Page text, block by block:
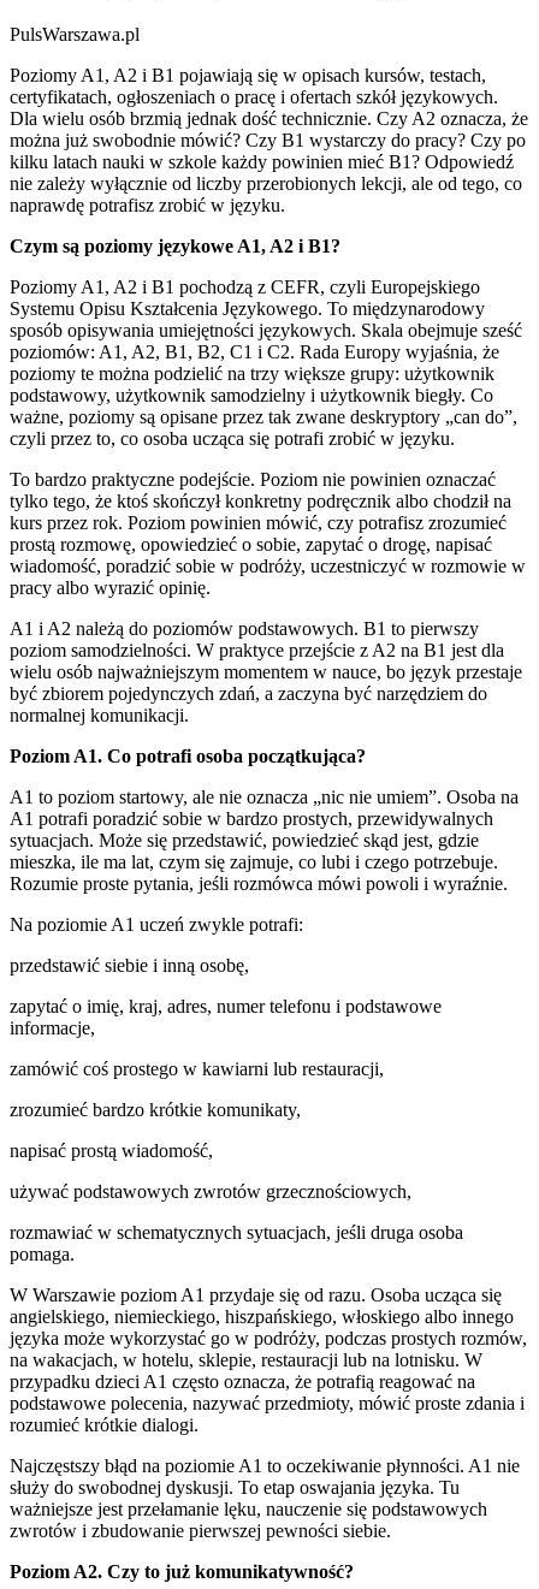
PulsWarszawa.pl
Poziomy A1, A2 i B1 pojawiają się w opisach kursów, testach,
certyfikatach, ogłoszeniach o pracę i ofertach szkół językowych.
Dla wielu osób brzmią jednak dość technicznie. Czy A2 oznacza, że
można już swobodnie mówić? Czy B1 wystarczy do pracy? Czy po
kilku latach nauki w szkole każdy powinien mieć B1? Odpowiedź
nie zależy wyłącznie od liczby przerobionych lekcji, ale od tego, co
naprawdę potrafisz zrobić w języku.
Czym są poziomy językowe A1, A2 i B1?
Poziomy A1, A2 i B1 pochodzą z CEFR, czyli Europejskiego
Systemu Opisu Kształcenia Językowego. To międzynarodowy
sposób opisywania umiejętności językowych. Skala obejmuje sześć
poziomów: A1, A2, B1, B2, C1 i C2. Rada Europy wyjaśnia, że
poziomy te można podzielić na trzy większe grupy: użytkownik
podstawowy, użytkownik samodzielny i użytkownik biegły. Co
ważne, poziomy są opisane przez tak zwane deskryptory „can do”,
czyli przez to, co osoba ucząca się potrafi zrobić w języku.
To bardzo praktyczne podejście. Poziom nie powinien oznaczać
tylko tego, że ktoś skończył konkretny podręcznik albo chodził na
kurs przez rok. Poziom powinien mówić, czy potrafisz zrozumieć
prostą rozmowę, opowiedzieć o sobie, zapytać o drogę, napisać
wiadomość, poradzić sobie w podróży, uczestniczyć w rozmowie w
pracy albo wyrazić opinię.
A1 i A2 należą do poziomów podstawowych. B1 to pierwszy
poziom samodzielności. W praktyce przejście z A2 na B1 jest dla
wielu osób najważniejszym momentem w nauce, bo język przestaje
być zbiorem pojedynczych zdań, a zaczyna być narzędziem do
normalnej komunikacji.
Poziom A1. Co potrafi osoba początkująca?
A1 to poziom startowy, ale nie oznacza „nic nie umiem”. Osoba na
A1 potrafi poradzić sobie w bardzo prostych, przewidywalnych
sytuacjach. Może się przedstawić, powiedzieć skąd jest, gdzie
mieszka, ile ma lat, czym się zajmuje, co lubi i czego potrzebuje.
Rozumie proste pytania, jeśli rozmówca mówi powoli i wyraźnie.
Na poziomie A1 uczeń zwykle potrafi:
przedstawić siebie i inną osobę,
zapytać o imię, kraj, adres, numer telefonu i podstawowe
informacje,
zamówić coś prostego w kawiarni lub restauracji,
zrozumieć bardzo krótkie komunikaty,
napisać prostą wiadomość,
używać podstawowych zwrotów grzecznościowych,
rozmawiać w schematycznych sytuacjach, jeśli druga osoba
pomaga.
W Warszawie poziom A1 przydaje się od razu. Osoba ucząca się
angielskiego, niemieckiego, hiszpańskiego, włoskiego albo innego
języka może wykorzystać go w podróży, podczas prostych rozmów,
na wakacjach, w hotelu, sklepie, restauracji lub na lotnisku. W
przypadku dzieci A1 często oznacza, że potrafią reagować na
podstawowe polecenia, nazywać przedmioty, mówić proste zdania i
rozumieć krótkie dialogi.
Najczęstszy błąd na poziomie A1 to oczekiwanie płynności. A1 nie
służy do swobodnej dyskusji. To etap oswajania języka. Tu
ważniejsze jest przełamanie lęku, nauczenie się podstawowych
zwrotów i zbudowanie pierwszej pewności siebie.
Poziom A2. Czy to już komunikatywność?